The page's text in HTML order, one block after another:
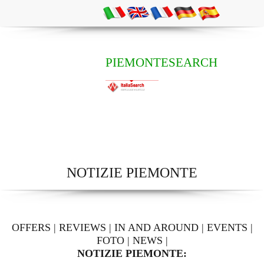
PIEMONTESEARCH
NOTIZIE PIEMONTE
OFFERS | REVIEWS | IN AND AROUND| EVENTS |
FOTO| NEWS |
NOTIZIE PIEMONTE: